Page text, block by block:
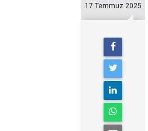
17 Temmuz 2025